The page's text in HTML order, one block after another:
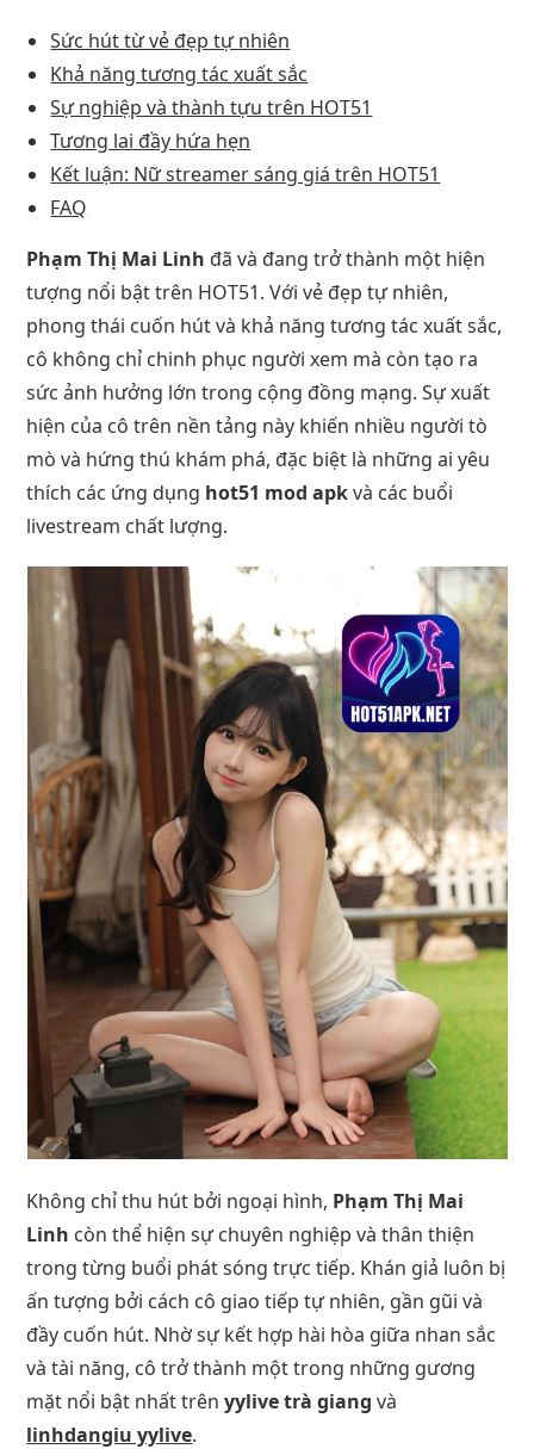
Sức hút từ vẻ đẹp tự nhiên
Khả năng tương tác xuất sắc
Sự nghiệp và thành tựu trên HOT51
Tương lai đầy hứa hẹn
Kết luận: Nữ streamer sáng giá trên HOT51
FAQ
Phạm Thị Mai Linh đã và đang trở thành một hiện
tượng nổi bật trên HOT51. Với vẻ đẹp tự nhiên,
phong thái cuốn hút và khả năng tương tác xuất sắc,
cô không chỉ chinh phục người xem mà còn tạo ra
sức ảnh hưởng lớn trong cộng đồng mạng. Sự xuất
hiện của cô trên nền tảng này khiến nhiều người tò
mò và hứng thú khám phá, đặc biệt là những ai yêu
thích các ứng dụng hot51 mod apkvà các buổi
livestream chất lượng.
Không chỉ thu hút bởi ngoại hình, Phạm Thị Mai
Linh còn thể hiện sự chuyên nghiệp và thân thiện
trong từng buổi phát sóng trực tiếp. Khán giả luôn bị
ấn tượng bởi cách cô giao tiếp tự nhiên, gần gũi và
đầy cuốn hút. Nhờ sự kết hợp hài hòa giữa nhan sắc
và tài năng, cô trở thành một trong những gương
mặt nổi bật nhất trênyylive trà giang và
linhdangiu yylive.